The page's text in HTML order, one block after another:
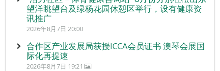
望洋眺望台及绿杨花园休憩区举行，设有健康资
讯推广
2026年8月7日 20:00
合作区产业发展局获授ICCA会员证书 澳琴会展国
际化再提速
2026年8月7日 19:21